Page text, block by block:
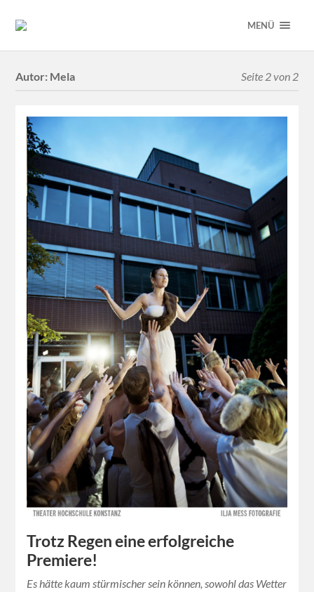
MENÜ
Autor: Mela Seite 2 von 2
Trotz Regen eine erfolgreiche
Premiere!
Es hätte kaum stürmischer sein können, sowohl das Wetter